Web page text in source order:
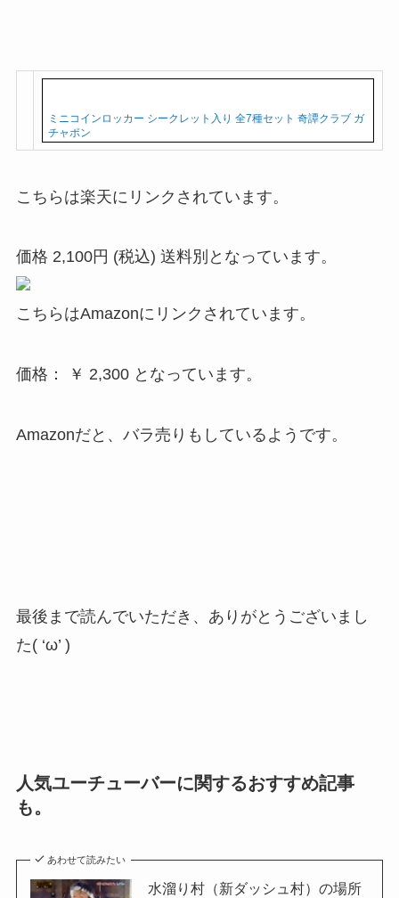
ミニコインロッカー シークレット入り 全7種セット 奇譚クラブ ガ
チャポン
こちらは楽天にリンクされています。
価格 2,100円 (税込) 送料別となっています。
こちらはAmazonにリンクされています。
価格： ￥ 2,300 となっています。
Amazonだと、バラ売りもしているようです。
最後まで読んでいただき、ありがとうございまし
た( ‘ω’ )
人気ユーチューバーに関するおすすめ記事
も。
あわせて読みたい
水溜り村（新ダッシュ村）の場所